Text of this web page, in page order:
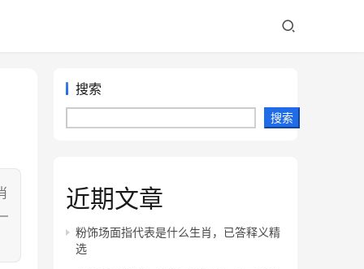
搜索
搜索
近期文章
粉饰场面指代表是什么生肖，已答释义精
选